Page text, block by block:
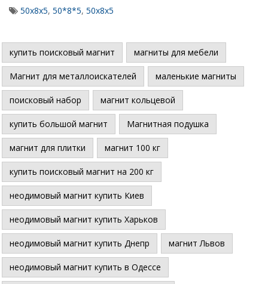
50х8х5, 50*8*5, 50х8х5
купить поисковый магнит магниты для мебели
Магнит для металлоискателей маленькие магниты
поисковый набор магнит кольцевой
купить большой магнит Магнитная подушка
магнит для плитки магнит 100 кг
купить поисковый магнит на 200 кг
неодимовый магнит купить Киев
неодимовый магнит купить Харьков
неодимовый магнит купить Днепр магнит Львов
неодимовый магнит купить в Одессе